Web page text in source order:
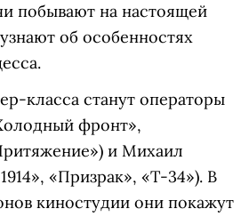
побывают на настоящей
об особенностях
класса станут операторы
фронт»,
и Михаил
«Призрак», «Т-34»). В
киностудии они покажут